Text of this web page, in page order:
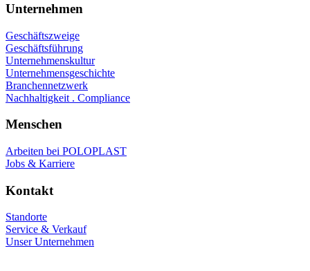
Unternehmen
Geschäftszweige
Geschäftsführung
Unternehmenskultur
Unternehmensgeschichte
Branchennetzwerk
Nachhaltigkeit . Compliance
Menschen
Arbeiten bei POLOPLAST
Jobs & Karriere
Kontakt
Standorte
Service & Verkauf
Unser Unternehmen